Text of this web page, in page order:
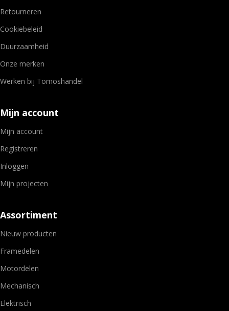
Retourneren
Cookiebeleid
Duurzaamheid
Onze merken
Werken bij Tomoshandel
Mijn account
Mijn account
Registreren
Inloggen
Mijn projecten
Assortiment
Nieuw producten
Framedelen
Motordelen
Mechanisch
Elektrisch